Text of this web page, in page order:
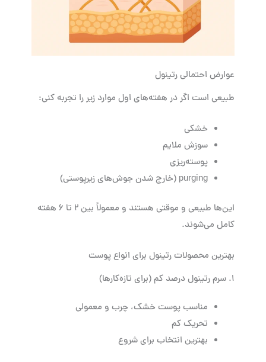
عوارض احتمالی رتینول
طبیعی است اگر در هفته‌های اول موارد زیر را تجربه کنی:
خشکی
سوزش ملایم
پوسته‌ریزی
purging (خارج شدن جوش‌های زیرپوستی)
این‌ها طبیعی و موقتی هستند و معمولاً بین ۲ تا ۶ هفته
کامل می‌شوند.
بهترین محصولات رتینول برای انواع پوست
۱. سرم رتینول درصد کم (برای تازه‌کارها)
مناسب پوست خشک، چرب و معمولی
تحریک کم
بهترین انتخاب برای شروع